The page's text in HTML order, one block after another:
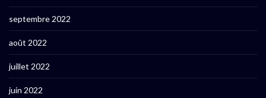
septembre 2022
août 2022
juillet 2022
juin 2022